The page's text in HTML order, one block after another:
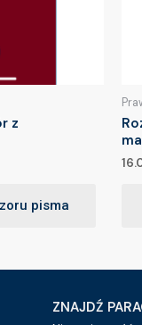
z
pisma
ZNAJDŹ